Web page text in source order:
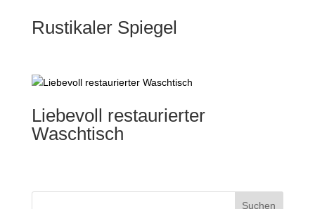
Rustikaler Spiegel
Liebevoll restaurierter
Waschtisch